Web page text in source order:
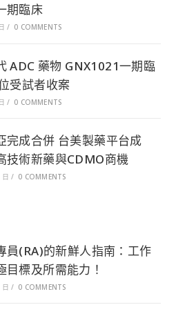
期臨床
/ 0 COMMENTS
ADC 藥物 GNX1021一期臨
受試者收案
/ 0 COMMENTS
完成合併 台美製藥平台成
技術新藥與CDMO商機
/ 0 COMMENTS
員(RA)的新鮮人指南：工作
目標及所需能力！
/ 0 COMMENTS